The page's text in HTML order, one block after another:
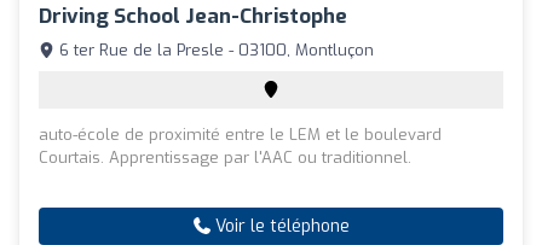
Driving School Jean-Christophe
6 ter Rue de la Presle - 03100, Montluçon
auto-école de proximité entre le LEM et le boulevard
Courtais. Apprentissage par l'AAC ou traditionnel.
Voir le téléphone